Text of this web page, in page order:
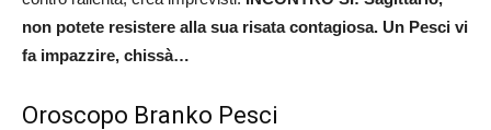
non potete resistere alla sua risata contagiosa. Un Pesci vi
fa impazzire, chissà…
Oroscopo Branko Pesci